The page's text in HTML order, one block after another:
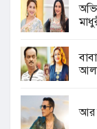
আর